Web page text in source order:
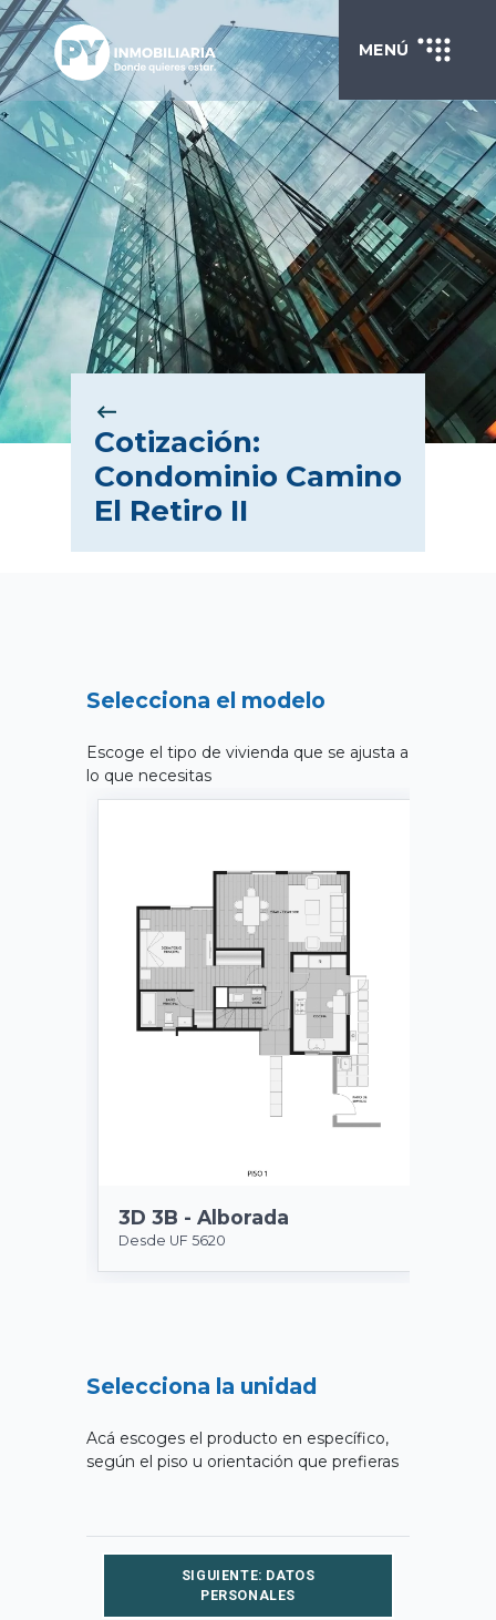
MENÚ
Cotización:
Condominio Camino
El Retiro II
Selecciona el modelo
Escoge el tipo de vivienda que se ajusta a
lo que necesitas
3D 3B - Alborada
Desde UF 5620
Selecciona la unidad
Acá escoges el producto en específico,
según el piso u orientación que prefieras
SIGUIENTE: DATOS
PERSONALES